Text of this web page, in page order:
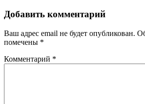
Добавить комментарий
Ваш адрес email не будет опубликован.
помечены *
Комментарий *